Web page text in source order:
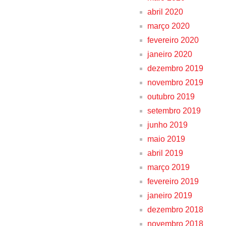
abril 2020
março 2020
fevereiro 2020
janeiro 2020
dezembro 2019
novembro 2019
outubro 2019
setembro 2019
junho 2019
maio 2019
abril 2019
março 2019
fevereiro 2019
janeiro 2019
dezembro 2018
novembro 2018